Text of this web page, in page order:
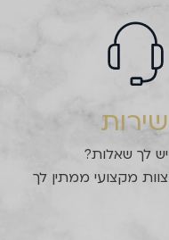
שירות
יש לך שאלות?
צוות מקצועי ממתין לך